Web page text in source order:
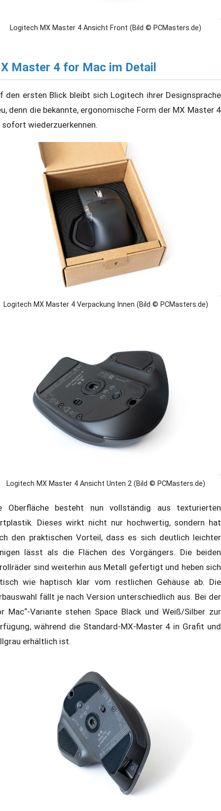
Logitech MX Master 4 Ansicht Front (Bild © PCMasters.de)
Master 4 for Mac im Detail
den ersten Blick bleibt sich Logitech ihrer Designsprache
denn die bekannte, ergonomische Form der MX Master 4
wiederzuerkennen.
Logitech MX Master 4 Verpackung Innen (Bild © PCMasters.de)
Logitech MX Master 4 Ansicht Unten 2 (Bild © PCMasters.de)
Oberfläche besteht nun vollständig aus texturierten
Dieses wirkt nicht nur hochwertig, sondern hat
den praktischen Vorteil, dass es sich deutlich leichter
lässt als die Flächen des Vorgängers. Die beiden
sind weiterhin aus Metall gefertigt und heben sich
wie haptisch klar vom restlichen Gehäuse ab. Die
fällt je nach Version unterschiedlich aus. Bei der
Mac“-Variante stehen Space Black und Weiß/Silber zur
während die Standard-MX-Master 4 in Grafit und
erhältlich ist.